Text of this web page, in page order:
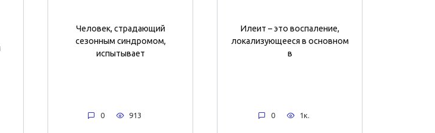
Человек, страдающий
сезонным синдромом,
испытывает
0 913
Илеит – это воспаление,
локализующееся в основном
в
0 1к.